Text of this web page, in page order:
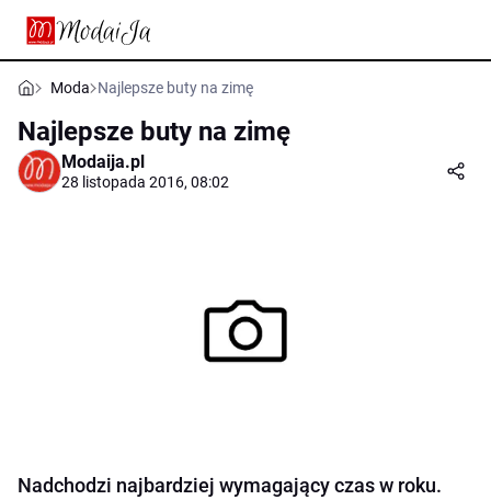
Moda Najlepsze buty na zimę
Najlepsze buty na zimę
Modaija.pl
28 listopada 2016, 08:02
Nadchodzi najbardziej wymagający czas w roku.